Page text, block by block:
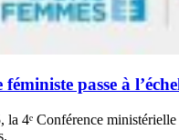
passe à
4ᵉ Conférence